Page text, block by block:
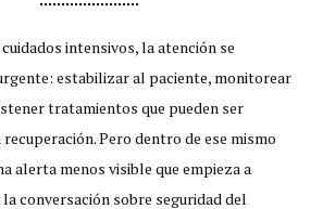
intensivos, la atención se
estabilizar al paciente, monitorear
tratamientos que pueden ser
Pero dentro de ese mismo
alerta menos visible que empieza a
conversación sobre seguridad del